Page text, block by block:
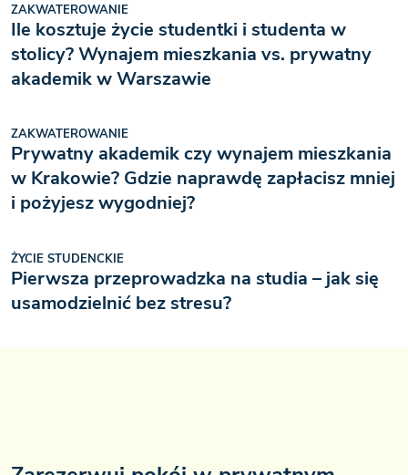
ZAKWATEROWANIE
Ile kosztuje życie studentki i studenta w
stolicy? Wynajem mieszkania vs. prywatny
akademik w Warszawie
ZAKWATEROWANIE
Prywatny akademik czy wynajem mieszkania
w Krakowie? Gdzie naprawdę zapłacisz mniej
i pożyjesz wygodniej?
ŻYCIE STUDENCKIE
Pierwsza przeprowadzka na studia – jak się
usamodzielnić bez stresu?